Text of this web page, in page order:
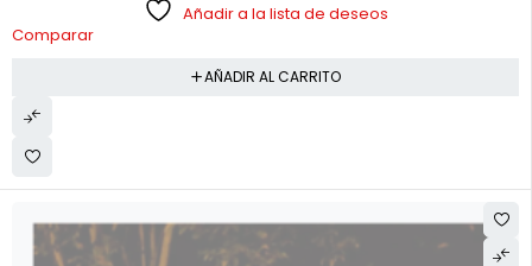
Añadir a la lista de deseos
Comparar
AÑADIR AL CARRITO